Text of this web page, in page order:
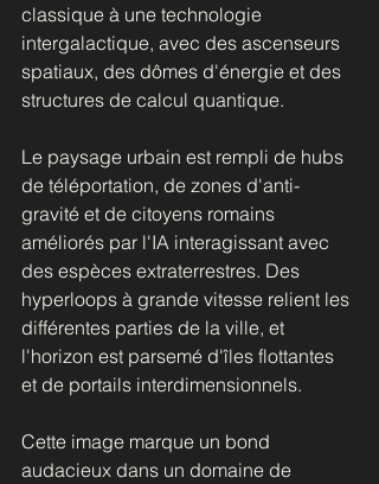
classique à une technologie
intergalactique, avec des ascenseurs
spatiaux, des dômes d'énergie et des
structures de calcul quantique.
Le paysage urbain est rempli de hubs
de téléportation, de zones d'anti-
gravité et de citoyens romains
améliorés par l'IA interagissant avec
des espèces extraterrestres. Des
hyperloops à grande vitesse relient les
différentes parties de la ville, et
l'horizon est parsemé d'îles flottantes
et de portails interdimensionnels.
Cette image marque un bond
audacieux dans un domaine de